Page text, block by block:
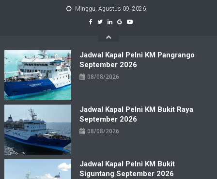
Minggu, Agustus 09, 2026
Jadwal Kapal Pelni KM Pangrango
September 2026
08/08/2026
Jadwal Kapal Pelni KM Bukit Raya
September 2026
08/08/2026
Jadwal Kapal Pelni KM Bukit
Siguntang September 2026